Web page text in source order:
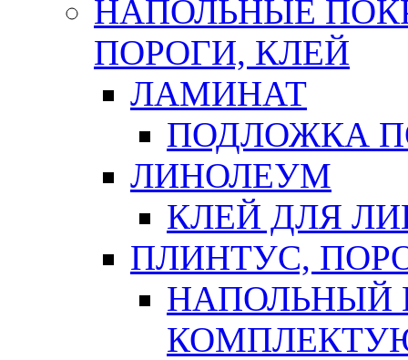
НАПОЛЬНЫЕ
ПОРОГИ, КЛЕЙ
ЛАМИНАТ
ПОДЛОЖКА
ЛИНОЛЕУМ
КЛЕЙ ДЛЯ
ПЛИНТУС,
НАПОЛЬНЫЙ